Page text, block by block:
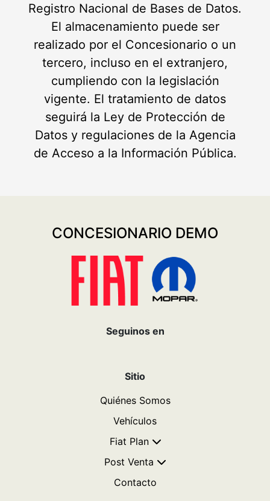
Registro Nacional de Bases de Datos.
El almacenamiento puede ser
realizado por el Concesionario o un
tercero, incluso en el extranjero,
cumpliendo con la legislación
vigente. El tratamiento de datos
seguirá la Ley de Protección de
Datos y regulaciones de la Agencia
de Acceso a la Información Pública.
CONCESIONARIO DEMO
Seguinos en
Sitio
Quiénes Somos
Vehículos
Fiat Plan
Post Venta
Contacto